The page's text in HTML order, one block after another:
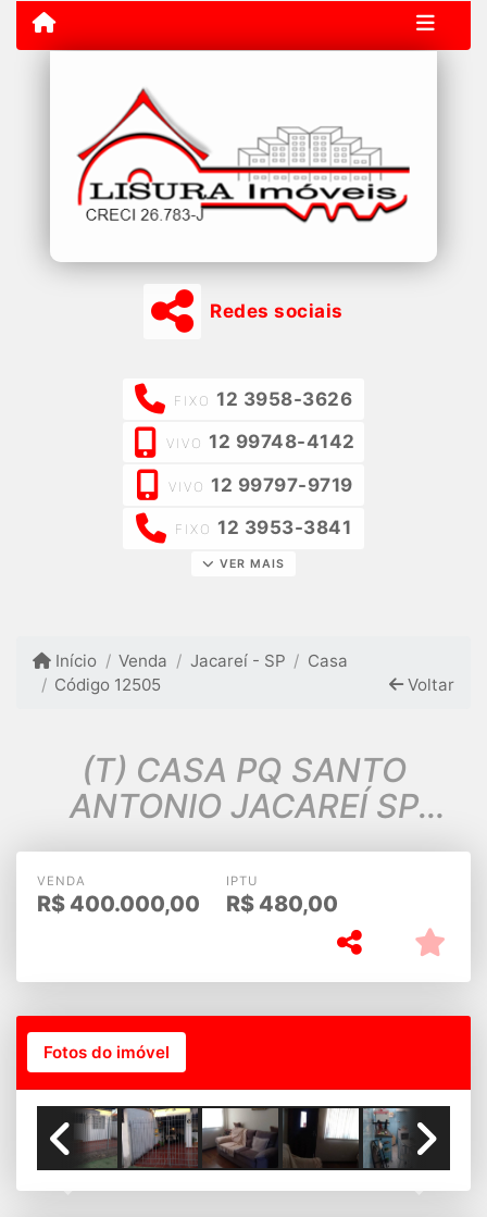
Redes sociais
FIXO 12 3958-3626
VIVO 12 99748-4142
VIVO 12 99797-9719
FIXO 12 3953-3841
VER MAIS
Início Venda Jacareí - SP
Casa
Código 12505
Voltar
(T) CASA PQ SANTO
ANTONIO JACAREÍ SP
ESTUDA PERMUTA COM
IMOVEL DE MENOR $
VENDA
R$ 400.000,00
IPTU
R$ 480,00
Fotos do imóvel
Previous Next